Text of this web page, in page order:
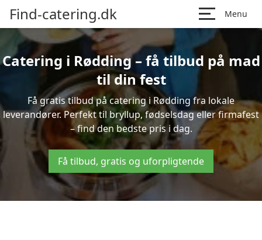
Find-catering.dk Menu
Catering i Rødding – få tilbud på mad
til din fest
Få gratis tilbud på catering i Rødding fra lokale
leverandører. Perfekt til bryllup, fødselsdag eller firmafest
– find den bedste pris i dag.
Få tilbud, gratis og uforpligtende